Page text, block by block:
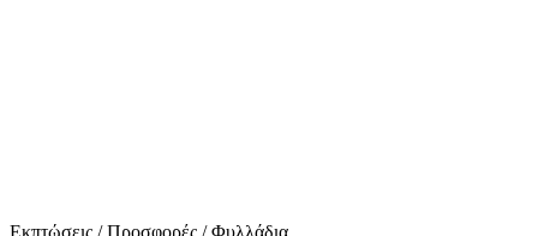
Εκπτώσεις / Προσφορές / Φυλλάδια